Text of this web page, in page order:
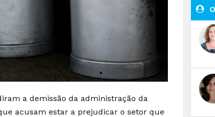
a demissão da administração da
acusam estar a prejudicar o setor que